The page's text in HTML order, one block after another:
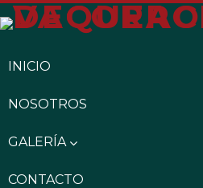
INICIO
NOSOTROS
GALERÍA
CONTACTO